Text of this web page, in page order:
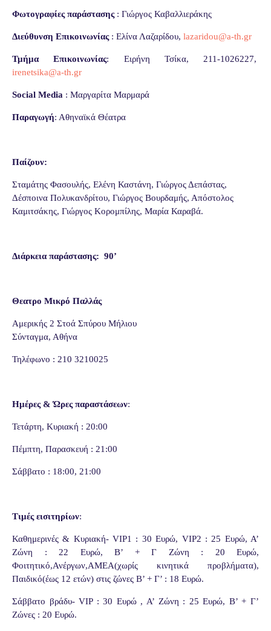
Φωτογραφίες παράστασης: Γιώργος Καβαλλιεράκης
Διεύθυνση Επικοινωνίας: Ελίνα Λαζαρίδου, lazaridou@a-th.gr
Τμήμα Επικοινωνίας: Ειρήνη Τσίκα, 211-1026227,
irenetsika@a-th.gr
Social Media : Μαργαρίτα Μαρμαρά
Παραγωγή: Αθηναϊκά Θέατρα
Παίζουν:
Σταμάτης Φασουλής, Ελένη Καστάνη, Γιώργος Δεπάστας,
Δέσποινα Πολυκανδρίτου, Γιώργος Βουρδαμής, Απόστολος
Καμιτσάκης, Γιώργος Κορομπίλης, Μαρία Καραβά.
Διάρκεια παράστασης: 90’
Θεατρο Μικρό Παλλάς
Αμερικής 2 Στοά Σπύρου Μήλιου
Σύνταγμα, Αθήνα
Τηλέφωνο : 210 3210025
Ημέρες & Ώρες παραστάσεων:
Τετάρτη, Κυριακή : 20:00
Πέμπτη, Παρασκευή : 21:00
Σάββατο : 18:00, 21:00
Τιμές εισιτηρίων:
Καθημερινές & Κυριακή-VIP1 : 30 Ευρώ, VIP2 : 25 Ευρώ, Α’
Ζώνη : 22 Ευρώ, Β’ + Γ Ζώνη : 20 Ευρώ,
Φοιτητικό,Ανέργων,ΑΜΕΑ(χωρίς κινητικά προβλήματα),
Παιδικό(έως 12 ετών) στις ζώνες Β’ + Γ’ : 18 Ευρώ.
Σάββατο βράδυ-VIP : 30 Ευρώ , Α’ Ζώνη : 25 Ευρώ, Β’ + Γ’
Ζώνες : 20 Ευρώ.